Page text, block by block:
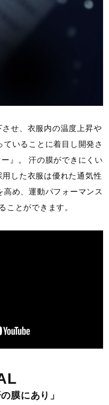
せ、衣服内の温度上昇や
ていることに着目し開発さ
』。
汗の膜ができにくい
用した衣服は優れた通気性
高め、運動パフォーマンス
ことができます。
膜にあり」